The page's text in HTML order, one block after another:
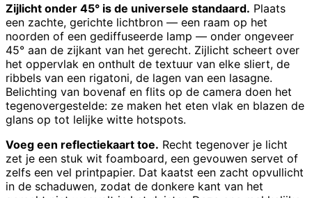
Zijlicht onder 45° is de universele standaard. Plaats
een zachte, gerichte lichtbron — een raam op het
noorden of een gediffuseerde lamp — onder ongeveer
45° aan de zijkant van het gerecht. Zijlicht scheert over
het oppervlak en onthult de textuur van elke sliert, de
ribbels van een rigatoni, de lagen van een lasagne.
Belichting van bovenaf en flits op de camera doen het
tegenovergestelde: ze maken het eten vlak en blazen de
glans op tot lelijke witte hotspots.
Voeg een reflectiekaart toe. Recht tegenover je licht
zet je een stuk wit foamboard, een gevouwen servet of
zelfs een vel printpapier. Dat kaatst een zacht opvullicht
in de schaduwen, zodat de donkere kant van het